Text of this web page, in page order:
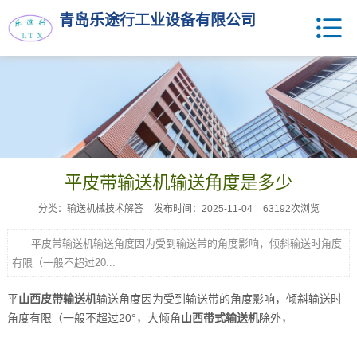
青岛乐途行工业设备有限公司
平皮带输送机输送角度是多少
分类：输送机械技术解答 发布时间：2025-11-04 63192次浏览
平皮带输送机输送角度因为受到输送带的角度影响，倾斜输送时角度
有限（一般不超过20...
平山西皮带输送机输送角度因为受到输送带的角度影响，倾斜输送时
角度有限（一般不超过20°，大倾角山西带式输送机除外，